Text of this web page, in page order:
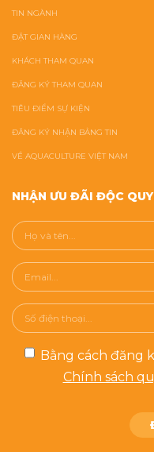
TIN NGÀNH
ĐẶT GIAN HÀNG
KHÁCH THAM QUAN
ĐĂNG KÝ THAM QUAN
TIÊU ĐIỂM SỰ KIỆN
ĐĂNG KÝ NHẬN BẢNG TIN
VỀ AQUACULTURE VIỆT NAM
NHẬN ƯU ĐÃI ĐỘC
Bằng cách đăng
Chính sách